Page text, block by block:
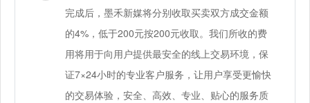
完成后，墨禾新媒将分别收取买卖双方成交金额
的4%，低于200元按200元收取。我们所收的费
用将用于向用户提供最安全的线上交易环境，保
证7×24小时的专业客户服务，让用户享受更愉快
的交易体验，安全、高效、专业、贴心的服务质